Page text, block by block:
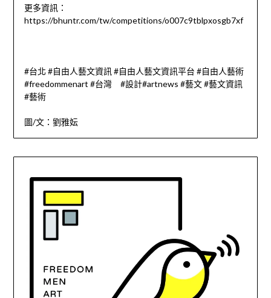
更多資訊：
https://bhuntr.com/tw/competitions/o007c9tblpxosgb7xf
#台北 #自由人藝文資訊 #自由人藝文資訊平台 #自由人藝術
#freedommenart #台灣 #設計#artnews #藝文 #藝文資訊
#藝術
圖/文：劉雅妘